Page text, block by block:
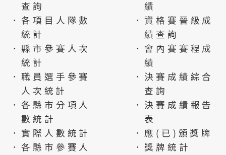
查詢
．各項目人隊數
統計
．縣市參賽人次
統計
．職員選手參賽
人次統計
．各縣市分項人
數統計
．實際人數統計
．各縣市參賽人
績
．資格賽晉級成
績查詢
．會內賽賽程成
績
．決賽成績綜合
查詢
．決賽成績報告
表
．應(已)頒獎牌
．獎牌統計